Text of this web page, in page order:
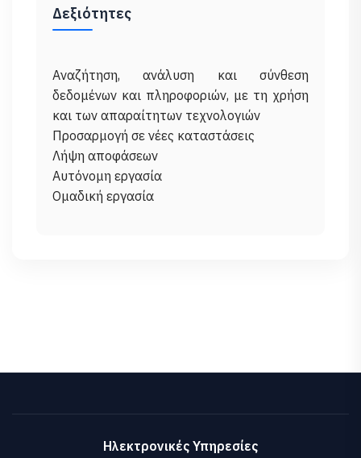
Δεξιότητες
Αναζήτηση, ανάλυση και σύνθεση
δεδομένων και πληροφοριών, με τη χρήση
και των απαραίτητων τεχνολογιών
Προσαρμογή σε νέες καταστάσεις
Λήψη αποφάσεων
Αυτόνομη εργασία
Ηλεκτρονικές Υπηρεσίες